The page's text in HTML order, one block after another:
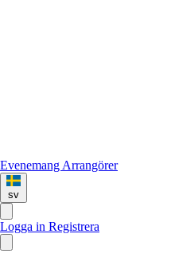
Evenemang Arrangörer
sv
Logga in Registrera